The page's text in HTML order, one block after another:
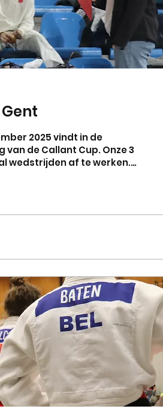
2025 vindt in de
de Callant Cup. Onze 3
wedstrijden af te werken.
frisse sporthal Podium : 3 de
morgen is het aan de
te komen. Ze verloren...